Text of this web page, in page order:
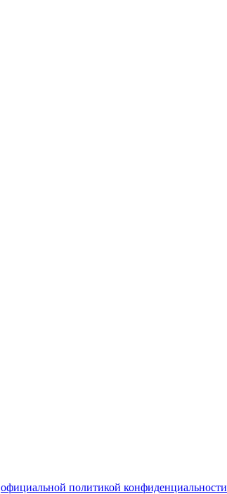
официальной политикой конфиденциальности